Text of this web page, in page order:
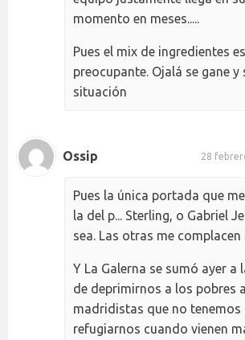
momento en meses.....
Pues el mix de ingredientes
preocupante. Ojalá se gane y
situación
Ossip 28
Pues la única portada que
la del p... Sterling, o Gabriel
sea. Las otras me complacen
Y La Galerna se sumó ayer a
de deprimirnos a los pobres
madridistas que no tenemos
refugiarnos cuando vienen